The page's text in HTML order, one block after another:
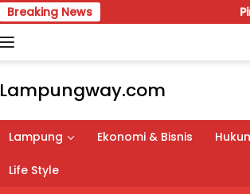
Breaking News Pimpin Karang
Lampungway.com
Berita
Daerah
Lampung
Terpercaya
Lampung Ekonomi & Bisnis
Life Style